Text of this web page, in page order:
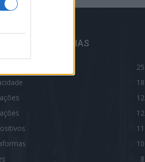
CATEGORIAS
25
18
12
12
11
10
8